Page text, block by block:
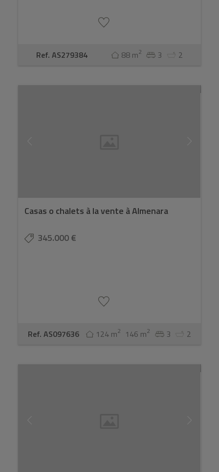
Ref. AS279384 88 m2 3 2
Casas o chalets à la vente à Almenara
345.000 €
Ref. AS097636 124 m2 146 m2 3 2